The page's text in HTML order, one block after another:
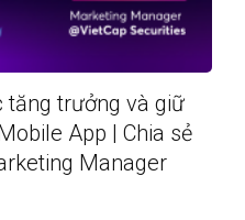
tăng trưởng và giữ
App | Chia sẻ
Manager